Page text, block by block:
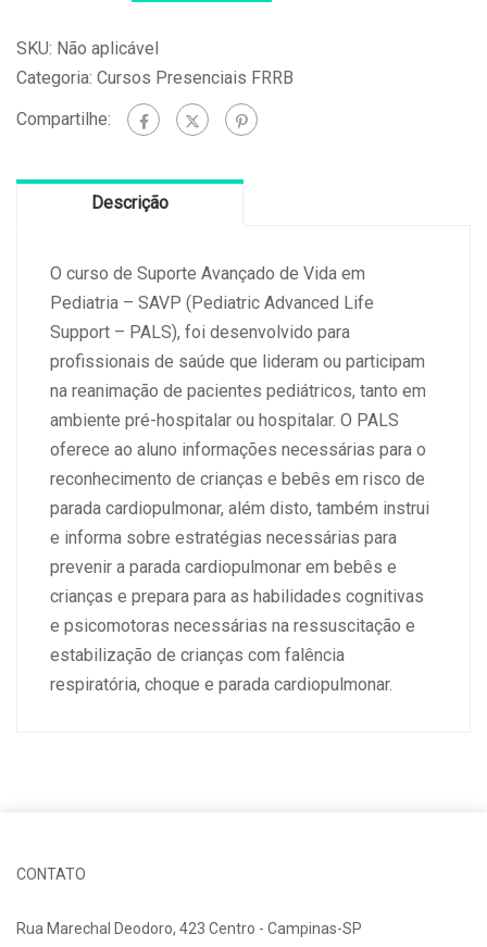
Avançado
Vida
Pediatria
(06
07/09/2025)
quantidade
SKU: Não aplicável
Categoria: Cursos Presenciais FRRB
Compartilhe:
Descrição
O curso de Suporte Avançado de Vida em
Pediatria – SAVP (Pediatric Advanced Life
Support – PALS), foi desenvolvido para
profissionais de saúde que lideram ou participam
na reanimação de pacientes pediátricos, tanto em
ambiente pré-hospitalar ou hospitalar. O PALS
oferece ao aluno informações necessárias para o
reconhecimento de crianças e bebês em risco de
parada cardiopulmonar, além disto, também instrui
e informa sobre estratégias necessárias para
prevenir a parada cardiopulmonar em bebês e
crianças e prepara para as habilidades cognitivas
e psicomotoras necessárias na ressuscitação e
estabilização de crianças com falência
respiratória, choque e parada cardiopulmonar.
CONTATO
Rua Marechal Deodoro, 423 Centro - Campinas-SP